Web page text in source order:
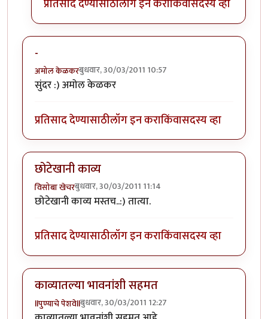
प्रतिसाद देण्यासाठीलॉग इन कराकिंवासदस्य व्हा
-
अमोल केळकरबुधवार, 30/03/2011 10:57
सुंदर :) अमोल केळकर
प्रतिसाद देण्यासाठीलॉग इन कराकिंवासदस्य व्हा
छोटेखानी काव्य
विसोबा खेचरबुधवार, 30/03/2011 11:14
छोटेखानी काव्य मस्तच..:) तात्या.
प्रतिसाद देण्यासाठीलॉग इन कराकिंवासदस्य व्हा
काव्यातल्या भावनांशी सहमत
llपुण्याचे पेशवेllबुधवार, 30/03/2011 12:27